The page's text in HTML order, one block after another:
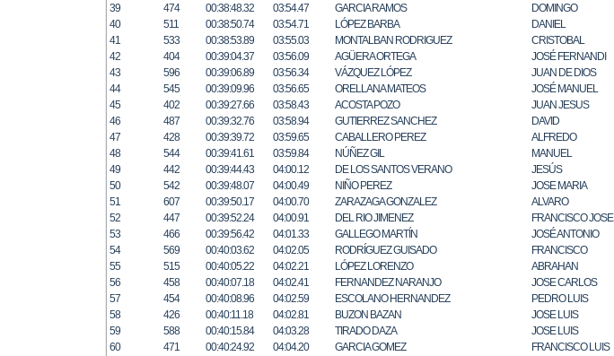
39
474 00:38:48.32 03:54.47 GARCIA RAMOS DOMINGO
40
511 00:38:50.74 03:54.71 LÓPEZ BARBA DANIEL
41
533 00:38:53.89 03:55.03 MONTALBAN RODRIGUEZ CRISTOBAL
42
404 00:39:04.37 03:56.09 AGÜERA ORTEGA JOSÉ FERNANDI
43
596 00:39:06.89 03:56.34 VÁZQUEZ LÓPEZ JUAN DE DIOS
44
545 00:39:09.96 03:56.65 ORELLANA MATEOS JOSÉ MANUEL
45
402 00:39:27.66 03:58.43 ACOSTA POZO JUAN JESUS
46
487 00:39:32.76 03:58.94 GUTIERREZ SANCHEZ DAVID
47
428 00:39:39.72 03:59.65 CABALLERO PEREZ ALFREDO
48
544 00:39:41.61 03:59.84 NÚÑEZ GIL MANUEL
49
442 00:39:44.43 04:00.12 DE LOS SANTOS VERANO JESÚS
50
542 00:39:48.07 04:00.49 NIÑO PEREZ JOSE MARIA
51
607 00:39:50.17 04:00.70 ZARAZAGA GONZALEZ ALVARO
52
447 00:39:52.24 04:00.91 DEL RIO JIMENEZ FRANCISCO JOSE
53
466 00:39:56.42 04:01.33 GALLEGO MARTÍN JOSÉ ANTONIO
54
569 00:40:03.62 04:02.05 RODRÍGUEZ GUISADO FRANCISCO
55
515 00:40:05.22 04:02.21 LÓPEZ LORENZO ABRAHAN
56
458 00:40:07.18 04:02.41 FERNANDEZ NARANJO JOSE CARLOS
57
454 00:40:08.96 04:02.59 ESCOLANO HERNANDEZ PEDRO LUIS
58
426 00:40:11.18 04:02.81 BUZON BAZAN JOSE LUIS
59
588 00:40:15.84 04:03.28 TIRADO DAZA JOSE LUIS
60
471 00:40:24.92 04:04.20 GARCIA GOMEZ FRANCISCO LUIS